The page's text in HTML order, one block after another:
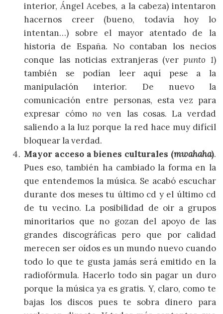
interior, Ángel Acebes, a la cabeza) intentaron
hacernos creer (bueno, todavía hoy lo
intentan…) sobre el mayor atentado de la
historia de España. No contaban los necios
conque las noticias extranjeras (verpunto 1)
también se podían leer aquí pese a la
manipulación interior. De nuevo la
comunicación entre personas, esta vez para
expresar cómono ven las cosas. La verdad
saliendo a la luz porque la red hace muy difícil
bloquear la verdad.
Mayor acceso a bienes culturales (mwahaha).
Pues eso, también ha cambiado la forma en la
que entendemos la música. Se acabó escuchar
durante dos meses tu último cd y el último cd
de tu vecino. La posibilidad de oir a grupos
minoritarios que no gozan del apoyo de las
grandes discográficas pero que por calidad
merecen ser oídos es un mundo nuevo cuando
todo lo que te gusta jamás será emitido en la
radiofórmula. Hacerlo todo sin pagar un duro
porque la música ya es gratis. Y, claro, como te
bajas los discos pues te sobra dinero para